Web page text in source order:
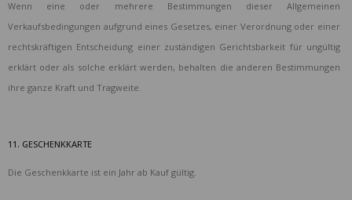
Wenn eine oder mehrere Bestimmungen dieser Allgemeinen
Verkaufsbedingungen aufgrund eines Gesetzes, einer Verordnung oder einer
rechtskräftigen Entscheidung einer zuständigen Gerichtsbarkeit für ungültig
erklärt oder als solche erklärt werden, behalten die anderen Bestimmungen
ihre ganze Kraft und Tragweite.
11. GESCHENKKARTE
Die Geschenkkarte ist ein Jahr ab Kauf gültig.